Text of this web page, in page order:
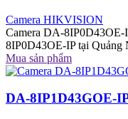
Camera HIKVISION
Camera DA-
8IP0D43OE-IP tại Quảng
Mua sản phẩm
DA-8IP1D43GOE-